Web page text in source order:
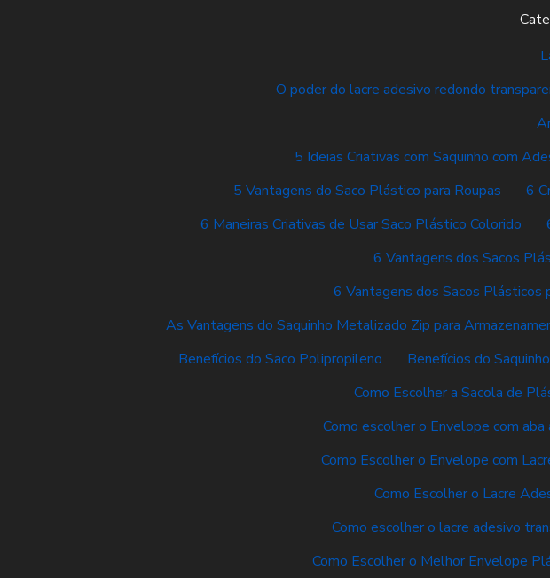
O poder do lacre adesivo redondo
5 Ideias Criativas com Saquinho com
5 Vantagens do Saco Plástico para Roupas
6
6 Maneiras Criativas de Usar Saco Plástico Colorido
6 Vantagens dos Sacos
6 Vantagens dos Sacos Plásticos
As Vantagens do Saquinho Metalizado Zip para
Benefícios do Saco Polipropileno
Benefícios do
Como Escolher a Sacola de
Como escolher o Envelope com
Como Escolher o Envelope com
Como Escolher o Lacre
Como escolher o lacre adesivo
Como Escolher o Melhor Envelope